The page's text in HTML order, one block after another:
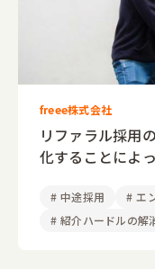
freee株式会社
リファラル採用
化することによ
# 中途採用 # エ
# 紹介ハードルの解